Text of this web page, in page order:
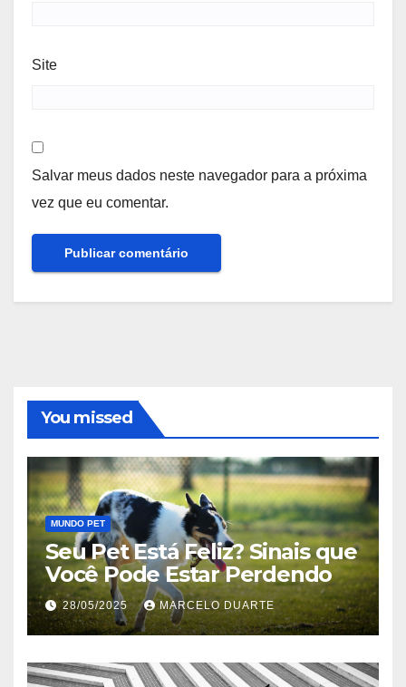
Site
Salvar meus dados neste navegador para a próxima
vez que eu comentar.
You missed
MUNDO PET
Seu Pet Está Feliz? Sinais que
Você Pode Estar Perdendo
28/05/2025 MARCELO DUARTE